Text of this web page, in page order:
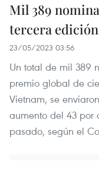
Mil 389
tercera
23/05/2023 03:56
Un total de mil 389
premio global de
Vietnam, se
aumento del 43 por
pasado, según el